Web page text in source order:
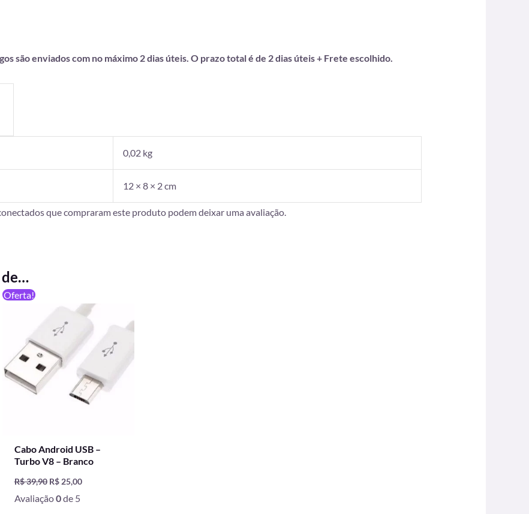
são enviados com no máximo 2 dias úteis. O prazo total é de 2 dias úteis + Frete escolhido.
0,02 kg
12 × 8 × 2 cm
que compraram este produto podem deixar uma avaliação.
de…
Oferta!
Cabo Android USB –
Turbo V8 – Branco
R$39,90
original
R$ 39,90.
R$25,00
preço
atual
R$ 25,00.
Avaliação0de 5